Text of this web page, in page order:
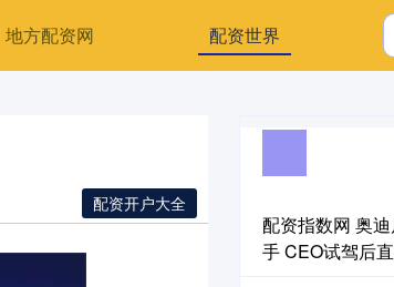
地方配资网 配资世界
配资开户大全
配资指数网 奥
手 CEO试驾后